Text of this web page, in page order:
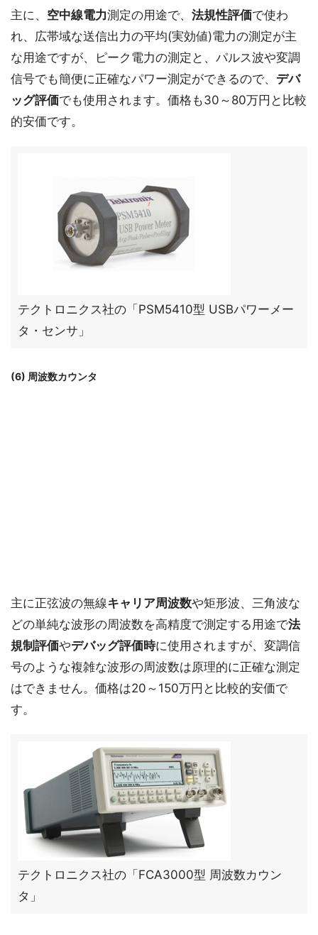
主に、 空中線電力測定の用途で、 法規性評価で使わ
れ、広帯域な送信出力の平均(実効値)電力の測定が主
な用途ですが、ピーク電力の測定と、パルス波や変調
信号でも簡便に正確なパワー測定ができるので、 デバ
ッグ評価でも使用されます。価格も30～80万円と比較
的安価です。
テクトロニクス社の「PSM5410型 USBパワーメー
タ・センサ」
(6) 周波数カウンタ
主に正弦波の無線キャリア周波数や矩形波、三角波な
どの単純な波形の周波数を高精度で測定する用途で法
規制評価やデバッグ評価時に使用されますが、変調信
号のような複雑な波形の周波数は原理的に正確な測定
はできません。価格は20～150万円と比較的安価で
す。
テクトロニクス社の「FCA3000型 周波数カウン
タ」